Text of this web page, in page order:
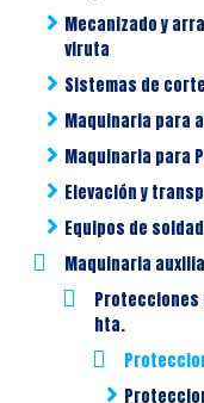
Mecanizado y
viruta
Sistemas de corte
Maquinaria para
Maquinaria para
Elevación y
Equipos de
Maquinaria
Protecciones
hta.